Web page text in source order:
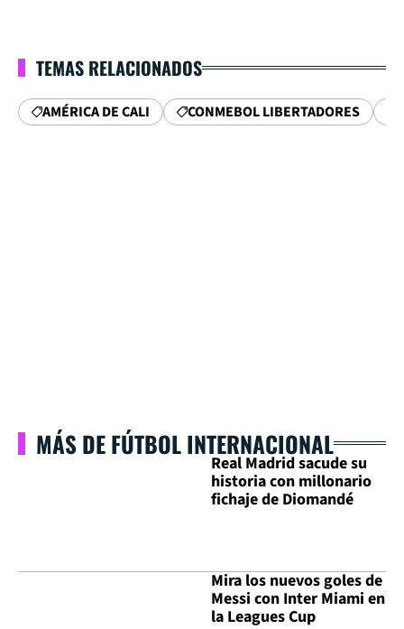
TEMAS RELACIONADOS
AMÉRICA DE CALI CONMEBOL LIBERTADORES
MÁS DE FÚTBOL INTERNACIONAL
Real Madrid sacude su
historia con millonario
fichaje de Diomandé
Mira los nuevos goles de
Messi con Inter Miami en
la Leagues Cup